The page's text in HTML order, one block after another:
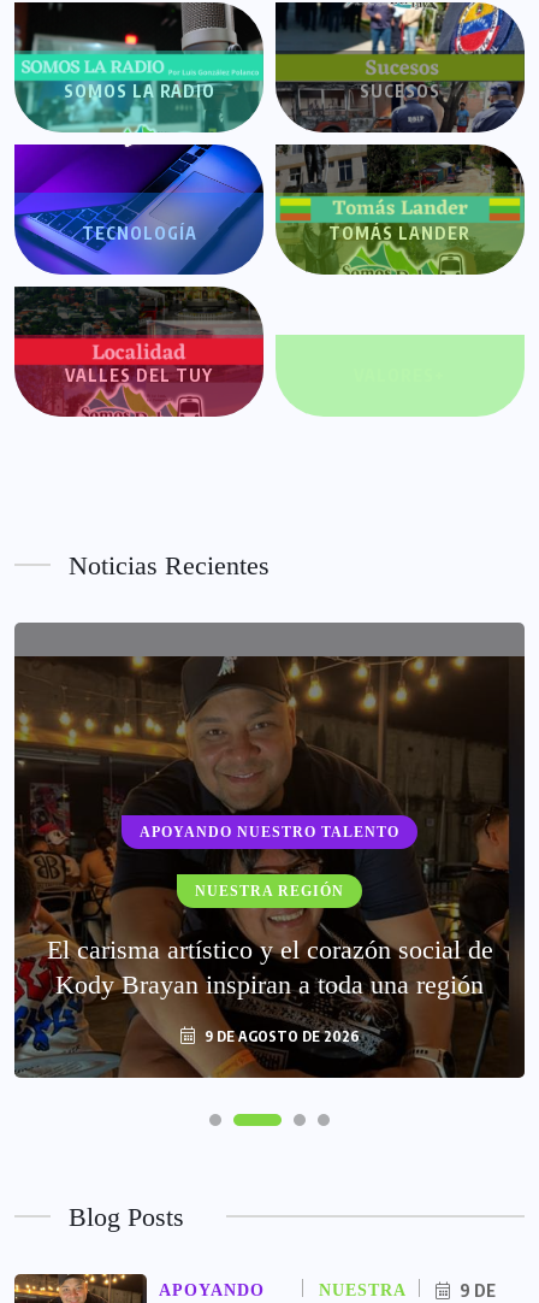
SOMOS LA RADIO SUCESOS
TECNOLOGÍA TOMÁS LANDER
VALLES DEL TUY
Noticias Recientes
APOYANDO NUESTRO TALENTO
NUESTRA REGIÓN
El carisma artístico y el corazón social de
Kody Brayan inspiran a toda una región
9 DE AGOSTO DE 2026
Blog Posts
APOYANDO NUESTRA 9 DE